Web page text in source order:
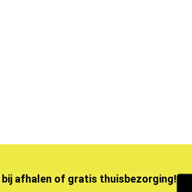
bij afhalen of gratis thuisbezorging!